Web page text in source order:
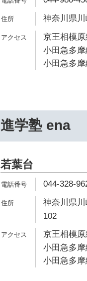
神奈川県
京王相模
小田急多
小田急多
進学塾 ena
若葉台
044-328-
神奈川県
102
京王相模
小田急多
小田急多